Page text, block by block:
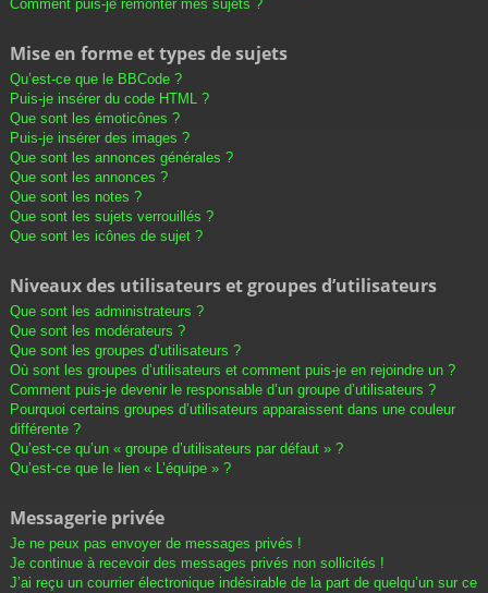
Comment puis-je remonter mes sujets ?
Mise en forme et types de sujets
Qu’est-ce que le BBCode ?
Puis-je insérer du code HTML ?
Que sont les émoticônes ?
Puis-je insérer des images ?
Que sont les annonces générales ?
Que sont les annonces ?
Que sont les notes ?
Que sont les sujets verrouillés ?
Que sont les icônes de sujet ?
Niveaux des utilisateurs et groupes d’utilisateurs
Que sont les administrateurs ?
Que sont les modérateurs ?
Que sont les groupes d’utilisateurs ?
Où sont les groupes d’utilisateurs et comment puis-je en rejoindre un ?
Comment puis-je devenir le responsable d’un groupe d’utilisateurs ?
Pourquoi certains groupes d’utilisateurs apparaissent dans une couleur
différente ?
Qu’est-ce qu’un « groupe d’utilisateurs par défaut » ?
Qu’est-ce que le lien « L’équipe » ?
Messagerie privée
Je ne peux pas envoyer de messages privés !
Je continue à recevoir des messages privés non sollicités !
J’ai reçu un courrier électronique indésirable de la part de quelqu’un sur ce